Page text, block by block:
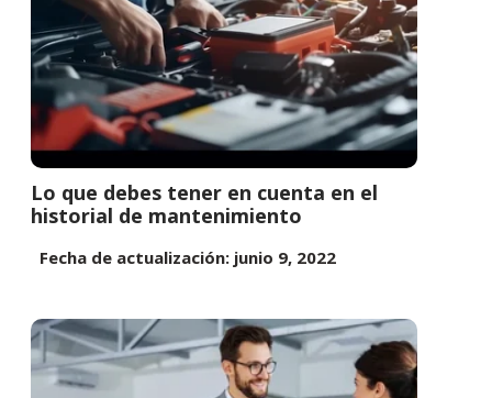
Lo que debes tener en cuenta en el
historial de mantenimiento
Fecha de actualización: junio 9, 2022